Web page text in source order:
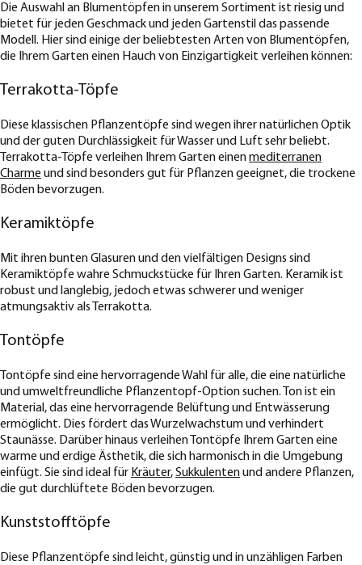
Die Auswahl an Blumentöpfen in unserem Sortiment ist riesig und
bietet für jeden Geschmack und jeden Gartenstil das passende
Modell. Hier sind einige der beliebtesten Arten von Blumentöpfen,
die Ihrem Garten einen Hauch von Einzigartigkeit verleihen können:
Terrakotta-Töpfe
Diese klassischen Pflanzentöpfe sind wegen ihrer natürlichen Optik
und der guten Durchlässigkeit für Wasser und Luft sehr beliebt.
Terrakotta-Töpfe verleihen Ihrem Garten einenmediterranen
Charme und sind besonders gut für Pflanzen geeignet, die trockene
Böden bevorzugen.
Keramiktöpfe
Mit ihren bunten Glasuren und den vielfältigen Designs sind
Keramiktöpfe wahre Schmuckstücke für Ihren Garten. Keramik ist
robust und langlebig, jedoch etwas schwerer und weniger
atmungsaktiv als Terrakotta.
Tontöpfe
Tontöpfe sind eine hervorragende Wahl für alle, die eine natürliche
und umweltfreundliche Pflanzentopf-Option suchen. Ton ist ein
Material, das eine hervorragende Belüftung und Entwässerung
ermöglicht. Dies fördert das Wurzelwachstum und verhindert
Staunässe. Darüber hinaus verleihen Tontöpfe Ihrem Garten eine
warme und erdige Ästhetik, die sich harmonisch in die Umgebung
einfügt. Sie sind ideal für Kräuter,Sukkulentenund andere Pflanzen,
die gut durchlüftete Böden bevorzugen.
Kunststofftöpfe
Diese Pflanzentöpfe sind leicht, günstig und in unzähligen Farben